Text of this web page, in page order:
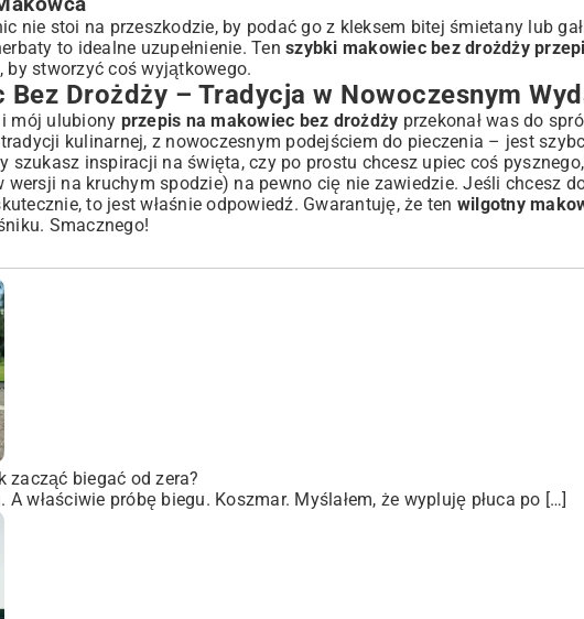
nie stoi na przeszkodzie, by podać go z kleksem bitej śmietany lub
to idealne uzupełnienie. Ten szybki makowiec bez drożdży
by stworzyć coś wyjątkowego.
Drożdży – Tradycja w Nowoczesnym
mój ulubiony przepis na makowiec bez drożdży przekonał was do
kulinarnej, z nowoczesnym podejściem do pieczenia – jest
szukasz inspiracji na święta, czy po prostu chcesz upiec coś
wersji na kruchym spodzie) na pewno cię nie zawiedzie. Jeśli chcesz
to jest właśnie odpowiedź. Gwarantuję, że ten wilgotny
Smacznego!
zacząć biegać od zera?
właściwie próbę biegu. Koszmar. Myślałem, że wypluję płuca po […]